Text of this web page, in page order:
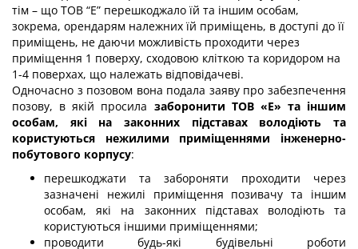
тім – що ТОВ “Е” перешкоджало їй та іншим особам,
зокрема, орендарям належних їй приміщень, в доступі до її
приміщень, не даючи можливість проходити через
приміщення 1 поверху, сходовою кліткою та коридором на
1-4 поверхах, що належать відповідачеві.
Одночасно з позовом вона подала заяву про забезпечення
позову, в якій просила заборонити ТОВ «Е» та іншим
особам, які на законних підставах володіють та
користуються нежилими приміщеннями інженерно-
побутового корпусу:
перешкоджати та забороняти проходити через
зазначені нежилі приміщення позивачу та іншим
особам, які на законних підставах володіють та
користуються іншими приміщеннями;
проводити будь-які будівельні роботи